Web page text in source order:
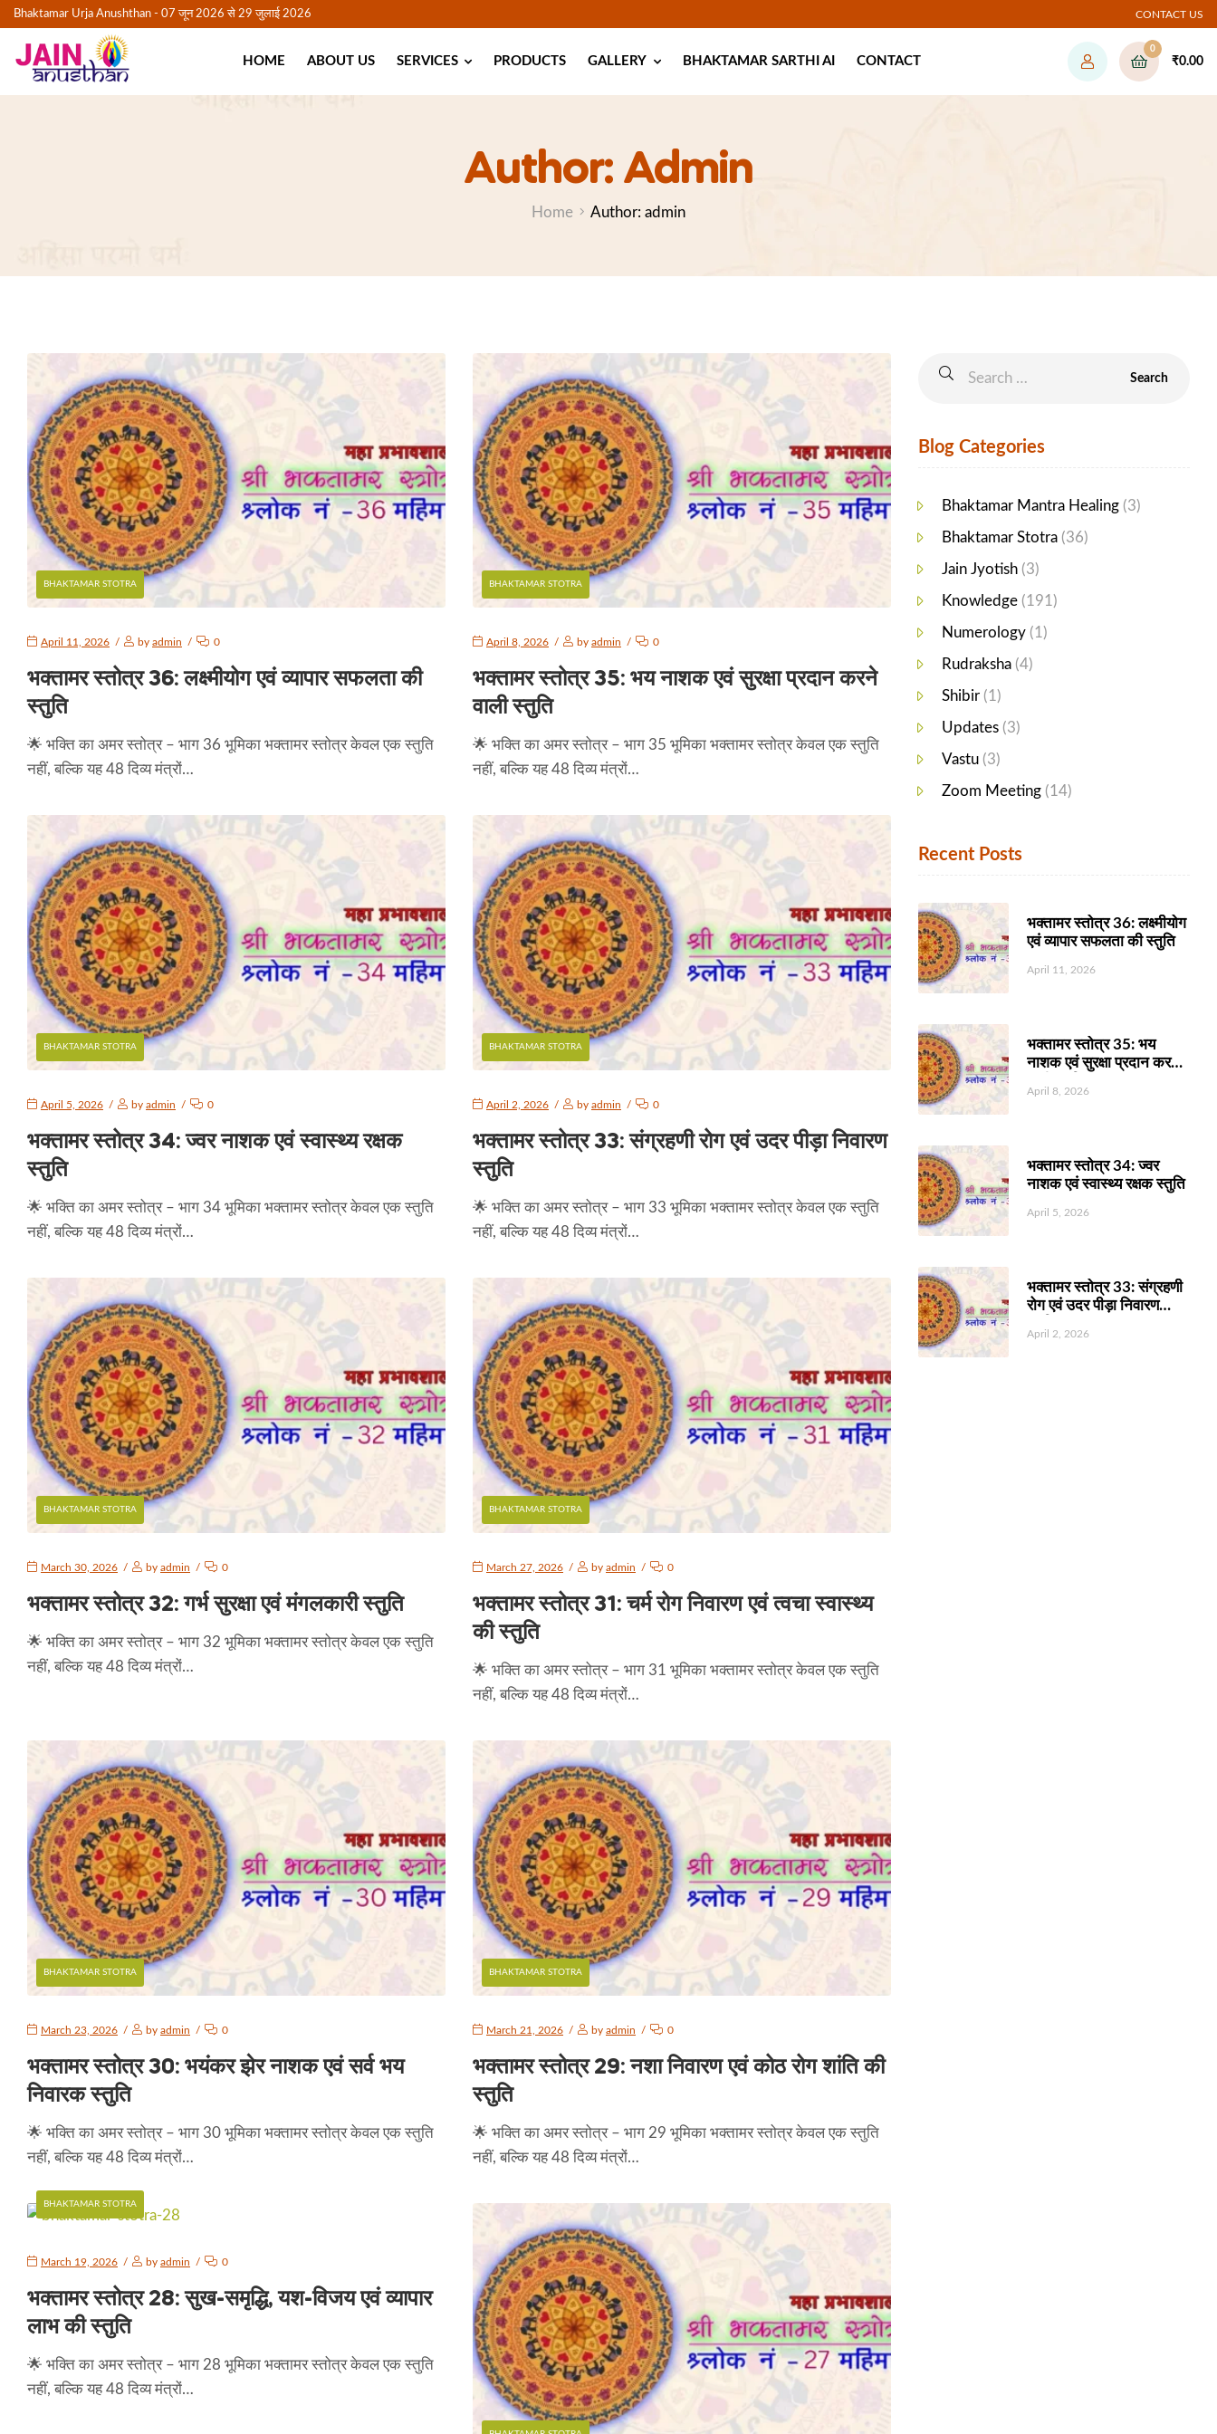
Bhaktamar Urja Anushthan - 07 जून 2026 से 29 जुलाई 2026 CONTACT US
HOME ABOUT US SERVICES PRODUCTS GALLERY BHAKTAMAR SARTHI AI CONTACT
0
₹0.00
Author: Admin
Home Author: admin
BHAKTAMAR STOTRA
April 11, 2026 by admin 0
भक्तामर स्तोत्र 36: लक्ष्मीयोग एवं व्यापार सफलता की
स्तुति
🌟 भक्ति का अमर स्तोत्र – भाग 36 भूमिका भक्तामर स्तोत्र केवल एक स्तुति
नहीं, बल्कि यह 48 दिव्य मंत्रों…
BHAKTAMAR STOTRA
April 8, 2026 by admin 0
भक्तामर स्तोत्र 35: भय नाशक एवं सुरक्षा प्रदान करने
वाली स्तुति
🌟 भक्ति का अमर स्तोत्र – भाग 35 भूमिका भक्तामर स्तोत्र केवल एक स्तुति
नहीं, बल्कि यह 48 दिव्य मंत्रों…
BHAKTAMAR STOTRA
April 5, 2026 by admin 0
भक्तामर स्तोत्र 34: ज्वर नाशक एवं स्वास्थ्य रक्षक
स्तुति
🌟 भक्ति का अमर स्तोत्र – भाग 34 भूमिका भक्तामर स्तोत्र केवल एक स्तुति
नहीं, बल्कि यह 48 दिव्य मंत्रों…
BHAKTAMAR STOTRA
April 2, 2026 by admin 0
भक्तामर स्तोत्र 33: संग्रहणी रोग एवं उदर पीड़ा निवारण
स्तुति
🌟 भक्ति का अमर स्तोत्र – भाग 33 भूमिका भक्तामर स्तोत्र केवल एक स्तुति
नहीं, बल्कि यह 48 दिव्य मंत्रों…
BHAKTAMAR STOTRA
March 30, 2026 by admin 0
भक्तामर स्तोत्र 32: गर्भ सुरक्षा एवं मंगलकारी स्तुति
🌟 भक्ति का अमर स्तोत्र – भाग 32 भूमिका भक्तामर स्तोत्र केवल एक स्तुति
नहीं, बल्कि यह 48 दिव्य मंत्रों…
BHAKTAMAR STOTRA
March 27, 2026 by admin 0
भक्तामर स्तोत्र 31: चर्म रोग निवारण एवं त्वचा स्वास्थ्य
की स्तुति
🌟 भक्ति का अमर स्तोत्र – भाग 31 भूमिका भक्तामर स्तोत्र केवल एक स्तुति
नहीं, बल्कि यह 48 दिव्य मंत्रों…
BHAKTAMAR STOTRA
March 23, 2026 by admin 0
भक्तामर स्तोत्र 30: भयंकर झेर नाशक एवं सर्व भय
निवारक स्तुति
🌟 भक्ति का अमर स्तोत्र – भाग 30 भूमिका भक्तामर स्तोत्र केवल एक स्तुति
नहीं, बल्कि यह 48 दिव्य मंत्रों…
BHAKTAMAR STOTRA
March 21, 2026 by admin 0
भक्तामर स्तोत्र 29: नशा निवारण एवं कोठ रोग शांति की
स्तुति
🌟 भक्ति का अमर स्तोत्र – भाग 29 भूमिका भक्तामर स्तोत्र केवल एक स्तुति
नहीं, बल्कि यह 48 दिव्य मंत्रों…
BHAKTAMAR STOTRA
March 19, 2026 by admin 0
भक्तामर स्तोत्र 28: सुख-समृद्धि, यश-विजय एवं व्यापार
लाभ की स्तुति
🌟 भक्ति का अमर स्तोत्र – भाग 28 भूमिका भक्तामर स्तोत्र केवल एक स्तुति
नहीं, बल्कि यह 48 दिव्य मंत्रों…
Blog Categories
Bhaktamar Mantra Healing (3)
Bhaktamar Stotra (36)
Jain Jyotish (3)
Knowledge (191)
Numerology (1)
Rudraksha (4)
Shibir (1)
Updates (3)
Vastu (3)
Zoom Meeting (14)
Recent Posts
भक्तामर स्तोत्र 36: लक्ष्मीयोग
एवं व्यापार सफलता की स्तुति
April 11, 2026
भक्तामर स्तोत्र 35: भय
नाशक एवं सुरक्षा प्रदान करने
April 8, 2026
भक्तामर स्तोत्र 34: ज्वर
नाशक एवं स्वास्थ्य रक्षक स्तुति
April 5, 2026
भक्तामर स्तोत्र 33: संग्रहणी
रोग एवं उदर पीड़ा निवारण
April 2, 2026